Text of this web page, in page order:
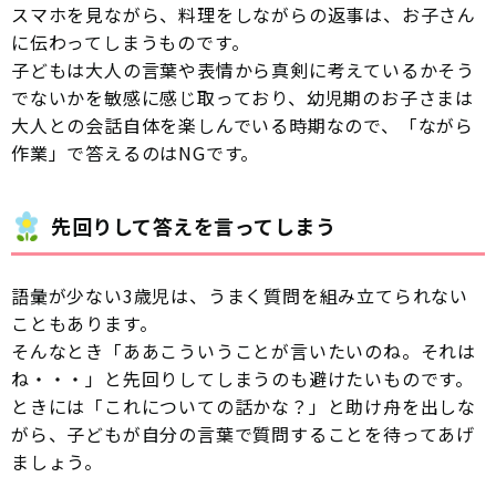
スマホを見ながら、料理をしながらの返事は、お子さん
に伝わってしまうものです。
子どもは大人の言葉や表情から真剣に考えているかそう
でないかを敏感に感じ取っており、幼児期のお子さまは
大人との会話自体を楽しんでいる時期なので、「ながら
作業」で答えるのはNGです。
先回りして答えを言ってしまう
語彙が少ない3歳児は、うまく質問を組み立てられない
こともあります。
そんなとき「ああこういうことが言いたいのね。それは
ね・・・」と先回りしてしまうのも避けたいものです。
ときには「これについての話かな？」と助け舟を出しな
がら、子どもが自分の言葉で質問することを待ってあげ
ましょう。